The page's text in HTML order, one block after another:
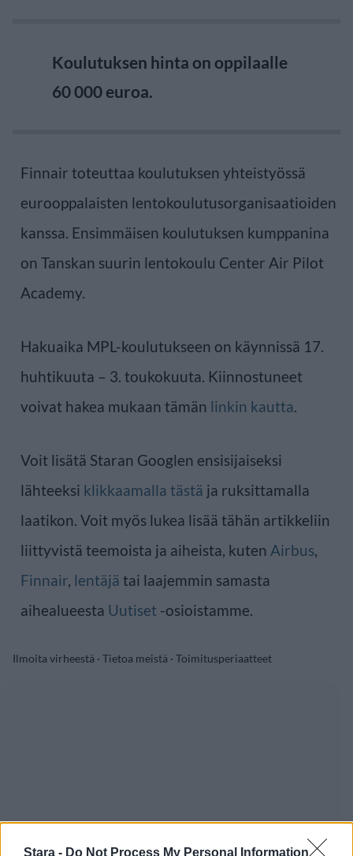
Stara - Do Not Process My Personal Information
Koulutuksen hinta on oppilaalle
60 000 euroa.
Finnair toteuttaa koulutuksen yhteistyössä
eurooppalaisten lentokoulutusorganisaatioiden
kanssa. Ensimmäisen koulutuksen kumppanina
on Tanskan suurin lentokoulu Center Air Pilot
Academy.
Hakuaika MPL-koulutukseen on käynnissä 17.
huhtikuuta – 3. toukokuuta. Kiinnostuneet
voivat hakea mukaan tämän linkin kautta.
Voit lisätä Staran Googlen ensisijaiseksi
lähteeksi klikkaamalla tästä ja ruksittamalla
laatikon. Voit myös lukea lisää tähän artikkeliin
liittyvistä teemoista ja aiheista, kuten Airbus,
Finnair, lentäjä tai laajemmin samasta
aihealueesta Uutiset -osioistamme.
Ilmoita virheestä · Tietoa meistä · Toimitusperiaatteet